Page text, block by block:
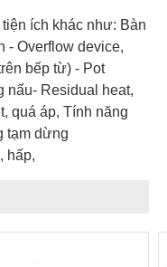
ích khác như: Bàn
- Overflow device,
bếp từ) - Pot
nấu- Residual heat,
quá áp, Tính năng
tạm dừng
hấp,